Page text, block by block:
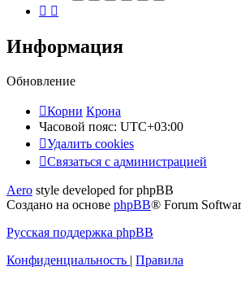
Информация
Обновление
Корни Крона
Часовой пояс: UTC+03:00
Удалить cookies
Связаться
администрацией
Связаться с администрацией
Aero style developed for phpBB
Создано на основе phpBB® Forum
Русская поддержка phpBB
Конфиденциальность | Правила